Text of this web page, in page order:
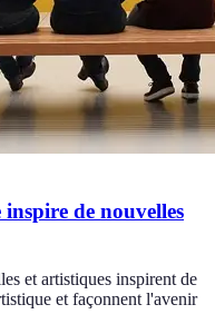
de nouvelles
et artistiques inspirent de
et façonnent l'avenir